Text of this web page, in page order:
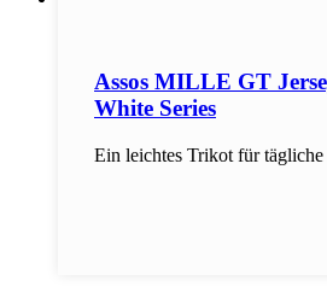
Assos MILLE GT
White Series
Ein leichtes Trikot für tägliche